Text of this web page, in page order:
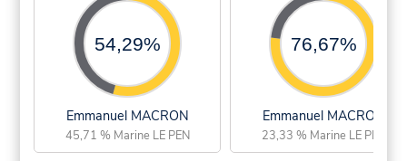
54,29%
Emmanuel MACRON
45,71 % Marine LE PEN
76,67%
Emmanuel MACRON
23,33 % Marine LE PEN